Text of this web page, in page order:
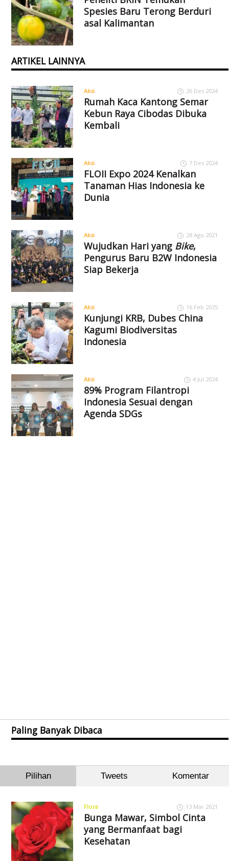
Spesies Baru Terong Berduri
asal Kalimantan
ARTIKEL LAINNYA
Aksi 26 Des 2024
Rumah Kaca Kantong Semar
Kebun Raya Cibodas Dibuka
Kembali
Aksi 7 Des 2024
FLOII Expo 2024 Kenalkan
Tanaman Hias Indonesia ke
Dunia
Aksi 28 Agu 2021
Wujudkan Hari yang Bike,
Pengurus Baru B2W Indonesia
Siap Bekerja
Aksi 16 Feb 2025
Kunjungi KRB, Dubes China
Kagumi Biodiversitas
Indonesia
Aksi 4 Jul 2024
89% Program Filantropi
Indonesia Sesuai dengan
Agenda SDGs
Paling Banyak Dibaca
Pilihan Tweets Komentar
Flora 13 Mar 2021
Bunga Mawar, Simbol Cinta
yang Bermanfaat bagi
Kesehatan